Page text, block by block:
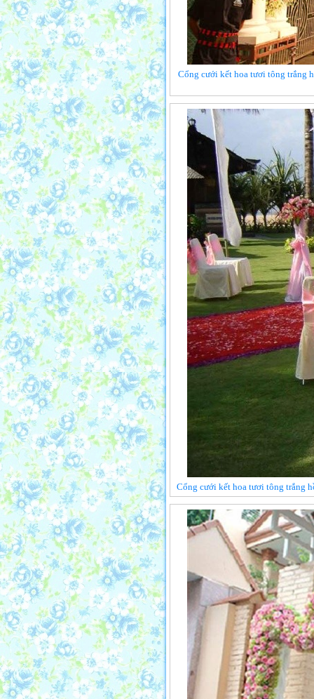
Cổng cưới kết hoa tươi tông trắng
Cổng cưới kết hoa tươi tông trắng